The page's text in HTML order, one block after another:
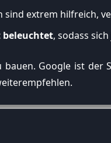
sind extrem hilfreich,
beleuchtet, sodass
Google ist